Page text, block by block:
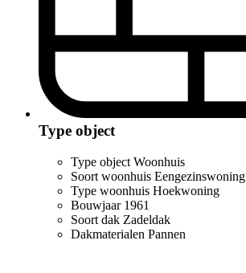
Type object
Type object Woonhuis
Soort woonhuis Eengezinswoning
Type woonhuis Hoekwoning
Bouwjaar 1961
Soort dak Zadeldak
Dakmaterialen Pannen